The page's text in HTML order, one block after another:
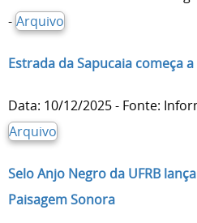
- Arquivo
Estrada da Sapucaia começa
Data: 10/12/2025 - Fonte:
Arquivo
Selo Anjo Negro da UFRB
Paisagem Sonora